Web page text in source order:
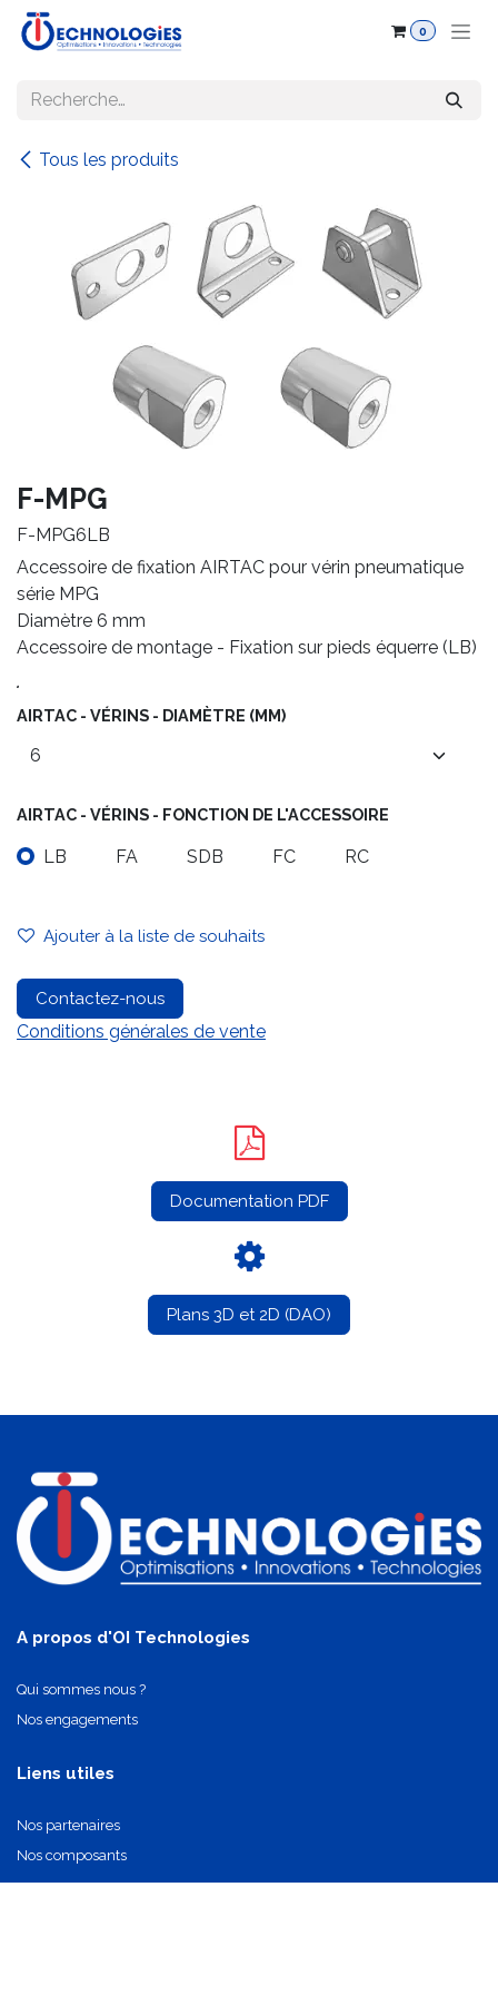
Se rendre au contenu
0
Tous les produits
F-MPG
F-MPG6LB
Accessoire de fixation AIRTAC pour vérin pneumatique
série MPG
Diamètre 6 mm
Accessoire de montage - Fixation sur pieds équerre (LB)
.
AIRTAC - VÉRINS - DIAMÈTRE (MM)
AIRTAC - VÉRINS - FONCTION DE L'ACCESSOIRE
LB FA SDB FC RC
Ajouter à la liste de souhaits
Contactez-nous
Conditions générales de vente
Documentation PDF
Plans 3D et 2D (DAO)
A propos d'OI Technologies
Qui sommes nous ?
Nos engagements
Liens utiles
Nos partenaires
Nos composants